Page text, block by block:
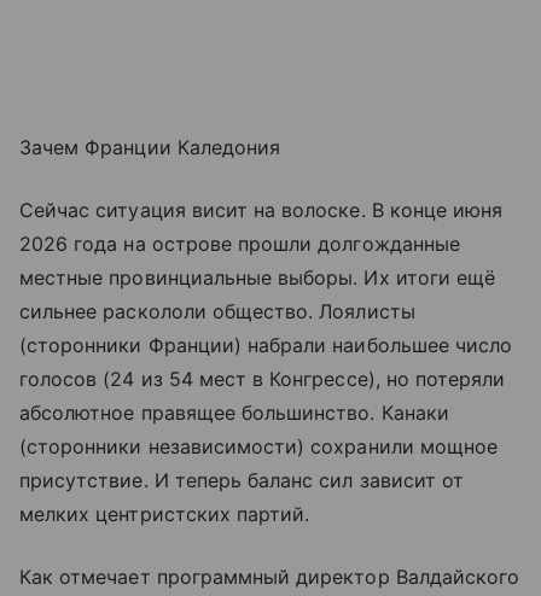
Зачем Франции Каледония
Сейчас ситуация висит на волоске. В конце июня
2026 года на острове прошли долгожданные
местные провинциальные выборы. Их итоги ещё
сильнее раскололи общество. Лоялисты
(сторонники Франции) набрали наибольшее число
голосов (24 из 54 мест в Конгрессе), но потеряли
абсолютное правящее большинство. Канаки
(сторонники независимости) сохранили мощное
присутствие. И теперь баланс сил зависит от
мелких центристских партий.
Как отмечает программный директор Валдайского